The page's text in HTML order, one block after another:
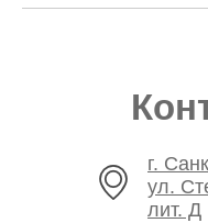
г.
ул.
лит. Д